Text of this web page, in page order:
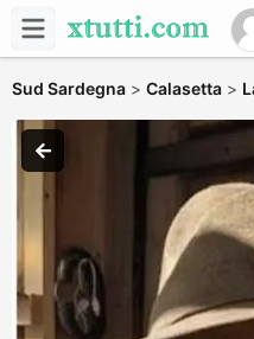
Sud Sardegna > Calasetta >